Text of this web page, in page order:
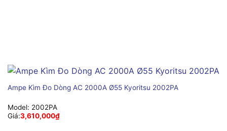
Ampe Kìm Đo Dòng AC 2000A Ø55 Kyoritsu 2002PA
Model: 2002PA
Giá:3,610,000₫